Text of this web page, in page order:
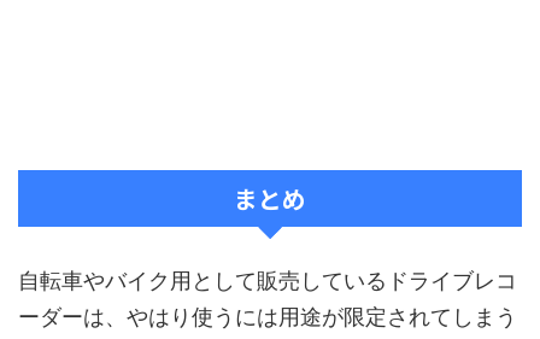
まとめ
自転車やバイク用として販売しているドライブレコ
ーダーは、やはり使うには用途が限定されてしまう